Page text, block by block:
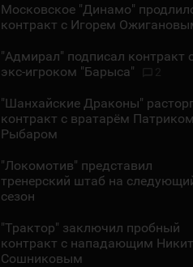
Московское "Динамо"
контракт с Игорем
"Адмирал" подписал контракт
экс-игроком "Барыса"
"Шанхайские Драконы"
контракт с вратарём Патриком
Рыбаром
"Локомотив" представил
тренерский штаб на
сезон
"Трактор" заключил пробный
контракт с нападающим
Сошниковым